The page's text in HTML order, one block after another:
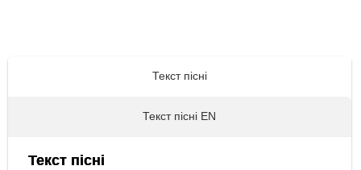
Текст пісні
Текст пісні EN
Текст пісні